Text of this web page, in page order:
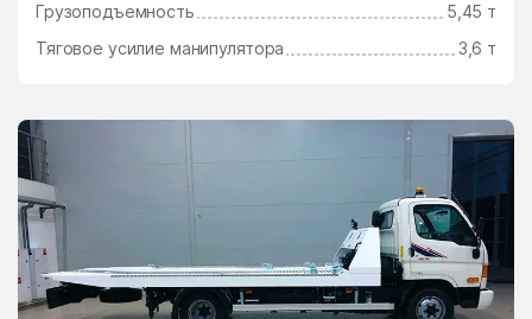
Грузоподъемность
5,45 т
Тяговое усилие манипулятора
3,6 т
Фуньково
Хотьково Хрипань
центр альной усадьбы
совхоза Озёры
центральной усадьбы
Цибино Чайковского
Часцы Чашниково
Челюскинский Чемодурово